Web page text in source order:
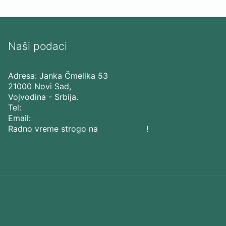
Naši podaci
Adresa: Janka Čmelika 53
21000 Novi Sad,
Vojvodina - Srbija.
Tel:
Email:
Radno vreme strogo na
!